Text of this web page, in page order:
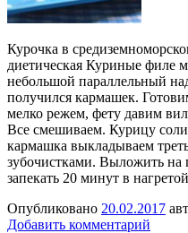
Курочка в
диетическая Куриные филе
небольшой параллельный
получился кармашек.
мелко режем, фету давим
Все смешиваем. Курицу
кармашка выкладываем
зубочистками. Выложить на
запекать 20 минут в
Опубликовано 20.02.2017
Добавить комментарий